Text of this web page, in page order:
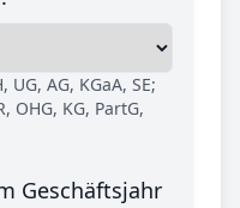
AG, KGaA, SE;
OHG, KG, PartG,
Geschäftsjahr